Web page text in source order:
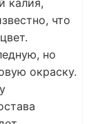
калия,
что
но
окраску.